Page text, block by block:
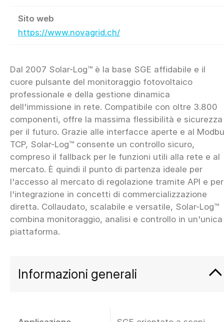
Sito web
https://www.novagrid.ch/
Dal 2007 Solar-Log™ è la base SGE affidabile e il
cuore pulsante del monitoraggio fotovoltaico
professionale e della gestione dinamica
dell'immissione in rete. Compatibile con oltre 3.800
componenti, offre la massima flessibilità e sicurezza
per il futuro. Grazie alle interfacce aperte e al
TCP, Solar-Log™ consente un controllo sicuro,
compreso il fallback per le funzioni utili alla rete e al
mercato. È quindi il punto di partenza ideale per
l'accesso al mercato di regolazione tramite API e per
l'integrazione in concetti di commercializzazione
diretta. Collaudato, scalabile e versatile, Solar-Log™
combina monitoraggio, analisi e controllo in un'unica
Informazioni generali